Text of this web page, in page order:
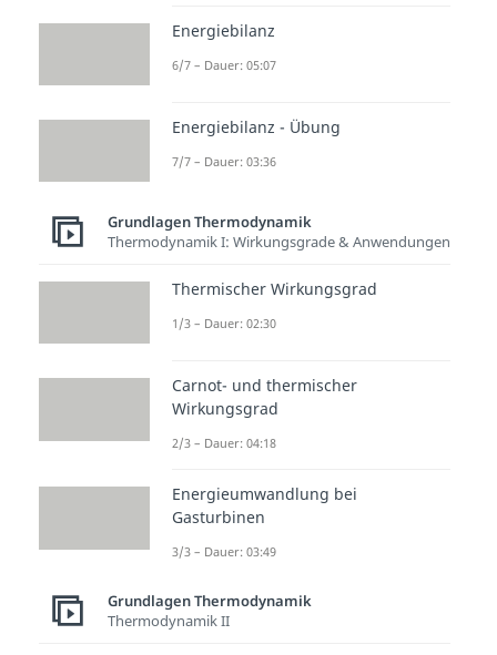
Energiebilanz
6/7 – Dauer: 05:07
Energiebilanz - Übung
7/7 – Dauer: 03:36
Grundlagen Thermodynamik
Thermodynamik I: Wirkungsgrade & Anwendungen
Thermischer Wirkungsgrad
1/3 – Dauer: 02:30
Carnot- und thermischer
Wirkungsgrad
2/3 – Dauer: 04:18
Energieumwandlung bei
Gasturbinen
3/3 – Dauer: 03:49
Grundlagen Thermodynamik
Thermodynamik II